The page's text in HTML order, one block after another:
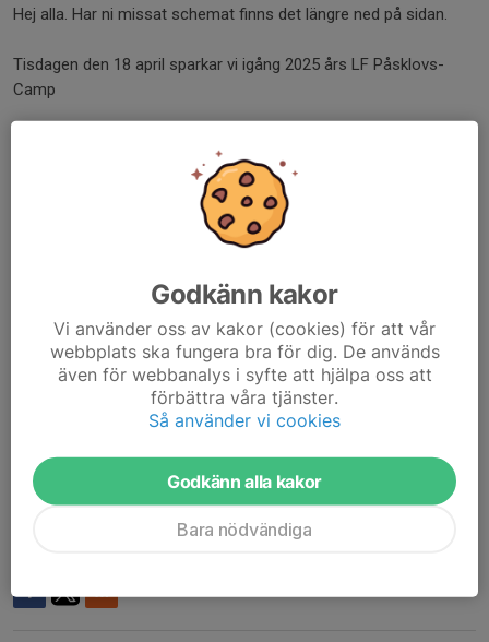
Hej alla. Har ni missat schemat finns det längre ned på sidan.
Tisdagen den 18 april sparkar vi igång 2025 års LF Påsklovs-
Camp
Vi har tillgång till omklädningsrum men påminner om att vi ej
Vattenflaska
Kläder efter väder
Eventuella mediciner
Vid eventuella frågor kontakta
Carl@bissarna.se
Godkänn kakor
Vi använder oss av kakor (cookies) för att vår
webbplats ska fungera bra för dig. De används
även för webbanalys i syfte att hjälpa oss att
förbättra våra tjänster.
Så använder vi cookies
Godkänn alla kakor
Bara nödvändiga